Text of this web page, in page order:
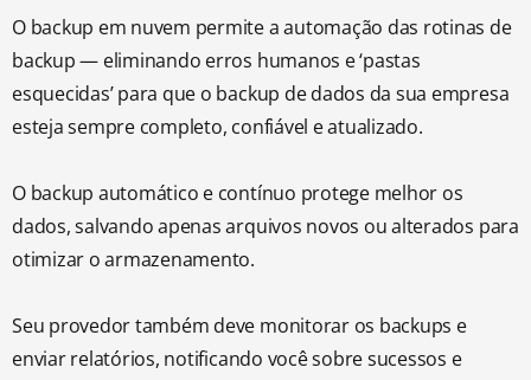
O backup em nuvem permite a automação das rotinas de
backup — eliminando erros humanos e ‘pastas
esquecidas’ para que o backup de dados da sua empresa
esteja sempre completo, confiável e atualizado.
O backup automático e contínuo protege melhor os
dados, salvando apenas arquivos novos ou alterados para
otimizar o armazenamento.
Seu provedor também deve monitorar os backups e
enviar relatórios, notificando você sobre sucessos e